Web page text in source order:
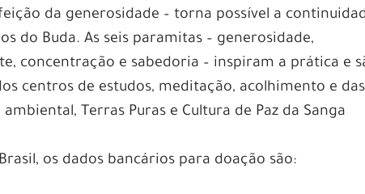
da generosidade – torna possível a
do Buda. As seis paramitas – generosidade,
concentração e sabedoria – inspiram a prática e
centros de estudos, meditação, acolhimento e das
Terras Puras e Cultura de Paz da Sanga
os dados bancários para doação são: